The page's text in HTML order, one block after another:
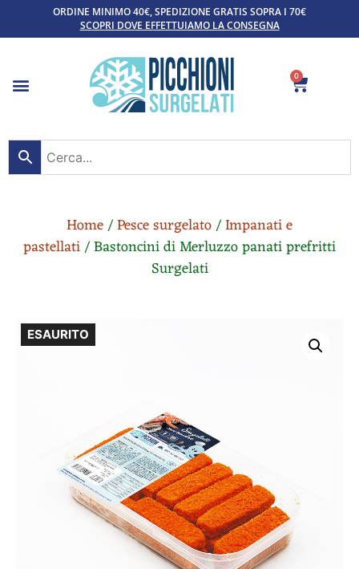
ORDINE MINIMO 40€, SPEDIZIONE GRATIS SOPRA I 70€
SCOPRI DOVE EFFETTUIAMO LA CONSEGNA
0
Home/Pesce surgelato/Impanati e
pastellati/ Bastoncini di Merluzzo panati prefritti
Surgelati
ESAURITO